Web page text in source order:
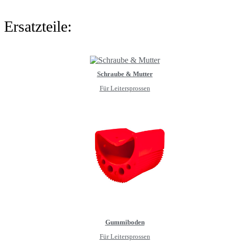
Ersatzteile:
Schraube & Mutter
Für Leitersprossen
Gummiboden
Für Leitersprossen